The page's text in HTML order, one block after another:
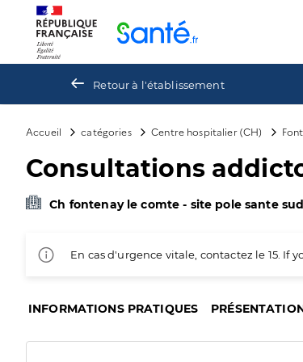
Retour à l'établissement
Accueil catégories Centre hospitalier (CH)
Consultations
Ch fontenay le comte - site pole sante
En cas d'urgence vitale, contactez le 15. If
INFORMATIONS PRATIQUES
Panneau de gestion des cookies